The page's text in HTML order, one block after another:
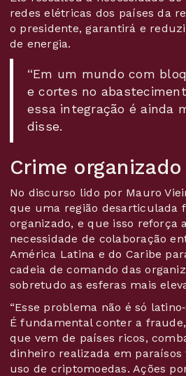
redes elétricas dos países da
o presidente, garantirá e
de energia.
“Em um mundo com
e cortes no
essa integração é ainda
disse.
Crime organizado
No discurso lido por Mauro
que uma região desarticulada
organizado, e que isso reforça
necessidade de colaboração
América Latina e do Caribe
cadeia de comando das
sobretudo as esferas mais
“Esse problema não é só
É fundamental conter a
que vem de países ricos,
dinheiro realizada em
uso de criptomoedas. Ações